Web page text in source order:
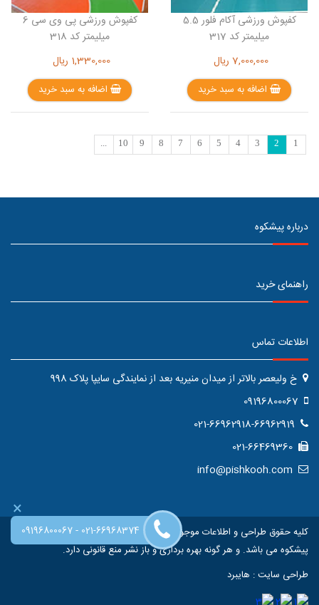
کفپوش ورزشی آکام فلور 5.5
میلیمتر کد 317
7,000,000 ریال
اضافه به سبد خرید
کفپوش ورزشی پی وی سی 6
میلیمتر کد 318
1,330,000 ریال
اضافه به سبد خرید
1
2
3
4
5
6
7
8
9
10
...
درباره پیشکوه
راهنمای خرید
اطلاعات تماس
خ ولیعصر بالاتر از میدان منیریه بعد از نمایندگی سایپا پلاک 998
کلیه حقوق طراحی و اطلاعات موجود در این سایت متعلق به فروشگاه اینترنتی
پیشکوه می باشد. و هر گونه بهره برداری و باز نشر منع قانونی دارد.
طراحی سایت: هایبرد
×
09196800067- 021-66968374